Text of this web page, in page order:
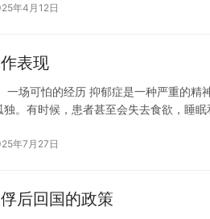
年4月12日
表现
一场可怕的经历 抑郁症是一种严重的
独。有时候，患者甚至会失去食欲，睡
年7月27日
后回国的政策